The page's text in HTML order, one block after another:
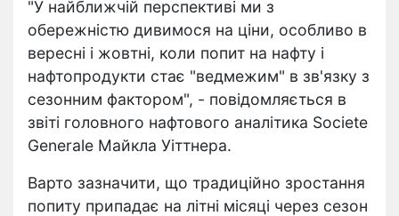
"У найближчій перспективі ми з
обережністю дивимося на ціни, особливо в
вересні і жовтні, коли попит на нафту і
нафтопродукти стає "ведмежим" в зв'язку з
сезонним фактором", - повідомляється в
звіті головного нафтового аналітика Societe
Generale Майкла Уіттнера.
Варто зазначити, що традиційно зростання
попиту припадає на літні місяці через сезон